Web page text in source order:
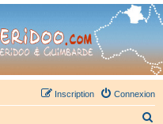
retrouvez la communauté.
Connexion
Inscription